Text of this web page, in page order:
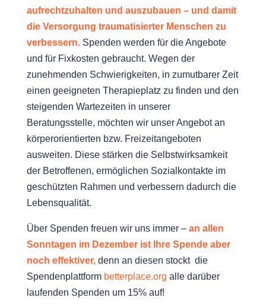
aufrechtzuhalten und auszubauen – und damit
die Versorgung traumatisierter Menschen zu
verbessern. Spenden werden für die Angebote
und für Fixkosten gebraucht. Wegen der
zunehmenden Schwierigkeiten, in zumutbarer Zeit
einen geeigneten Therapieplatz zu finden und den
steigenden Wartezeiten in unserer
Beratungsstelle, möchten wir unser Angebot an
körperorientierten bzw. Freizeitangeboten
ausweiten. Diese stärken die Selbstwirksamkeit
der Betroffenen, ermöglichen Sozialkontakte im
geschützten Rahmen und verbessern dadurch die
Lebensqualität.
Über Spenden freuen wir uns immer – an allen
Sonntagen im Dezember ist Ihre Spende aber
noch effektiver, denn an diesen stockt die
Spendenplattform betterplace.org alle darüber
laufenden Spenden um 15% auf!